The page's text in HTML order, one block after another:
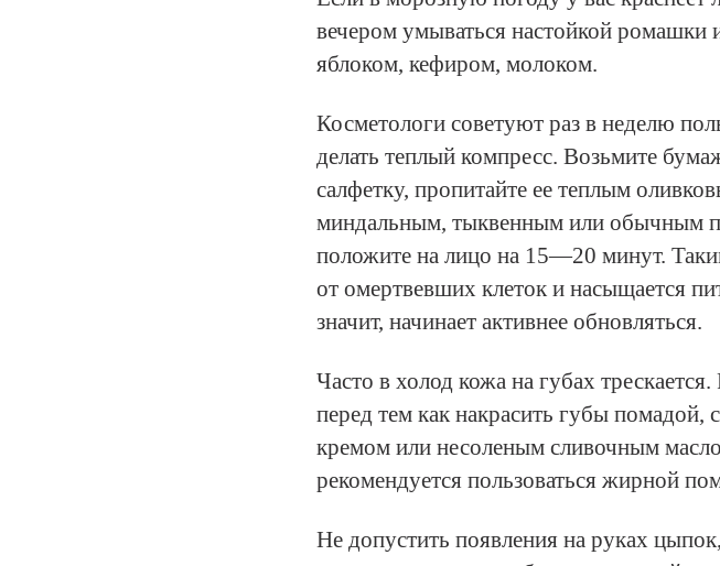
вечером умываться настойкой ромашки
яблоком, кефиром, молоком.
Косметологи советуют раз в неделю
делать теплый компресс. Возьмите
салфетку, пропитайте ее теплым
миндальным, тыквенным или обычным
положите на лицо на 15—20 минут.
от омертвевших клеток и насыщается
значит, начинает активнее обновляться.
Часто в холод кожа на губах
перед тем как накрасить губы
кремом или несоленым сливочным
рекомендуется пользоваться жирной
Не допустить появления на руках